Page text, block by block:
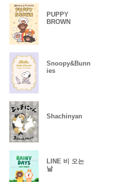
PUPPY
BROWN
Snoopy&Bunn
ies
Shachinyan
LINE 비 오는
날